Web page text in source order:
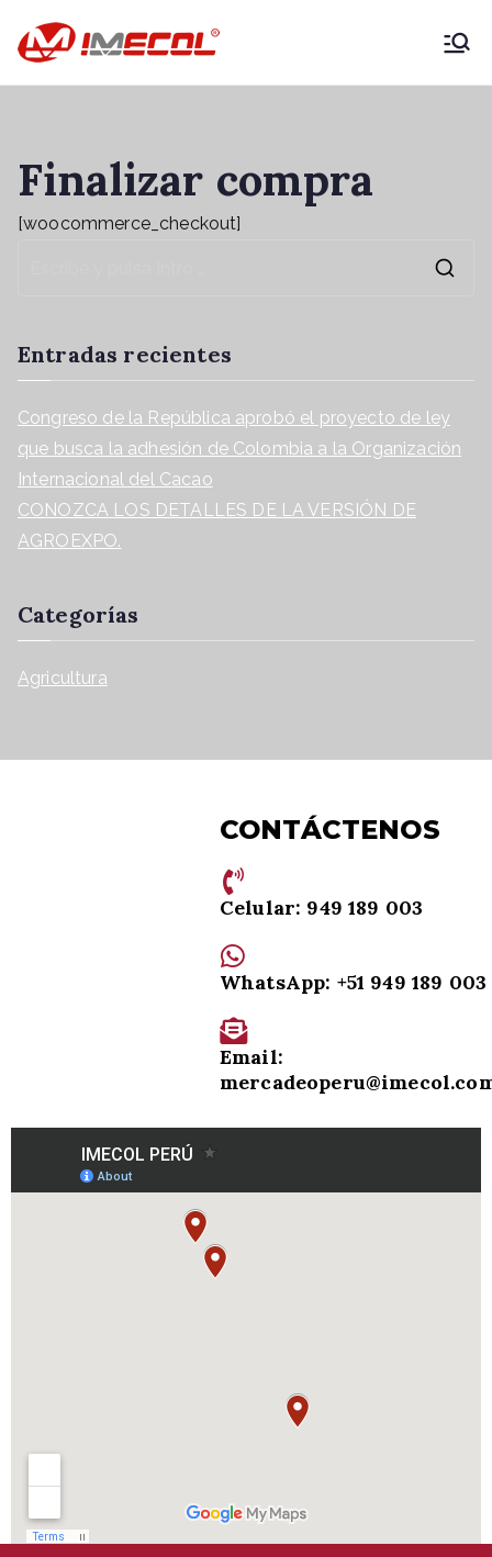
maquinaria
agrícola y
productivos
Finalizar compra
[woocommerce_checkout]
Entradas recientes
Congreso de la República aprobó el proyecto de ley
que busca la adhesión de Colombia a la Organización
Internacional del Cacao
CONOZCA LOS DETALLES DE LA VERSIÓN DE
AGROEXPO.
Categorías
Agricultura
CONTÁCTENOS
Celular: 949 189 003
WhatsApp: +51 949 189 003
Email: